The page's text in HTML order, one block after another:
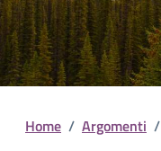
Home / Argomenti /